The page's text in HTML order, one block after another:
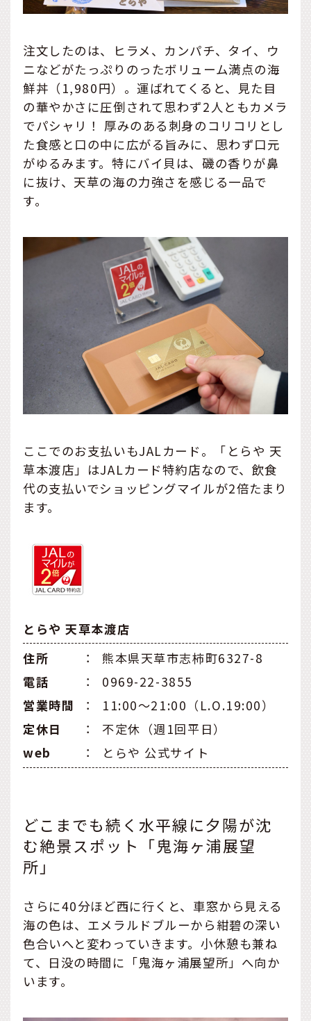
注文したのは、ヒラメ、カンパチ、タイ、ウ
ニなどがたっぷりのったボリューム満点の海
鮮丼（1,980円）。運ばれてくると、見た目
の華やかさに圧倒されて思わず2人ともカメラ
でパシャリ！ 厚みのある刺身のコリコリとし
た食感と口の中に広がる旨みに、思わず口元
がゆるみます。特にバイ貝は、磯の香りが鼻
に抜け、天草の海の力強さを感じる一品で
す。
ここでのお支払いもJALカード。「とらや 天
草本渡店」はJALカード特約店なので、飲食
代の支払いでショッピングマイルが2倍たまり
ます。
とらや 天草本渡店
住所
：
熊本県天草市志柿町6327-8
電話
：
0969-22-3855
営業時間
：
11:00～21:00（L.O.19:00）
定休日
：
不定休（週1回平日）
web
： とらや 公式サイト
どこまでも続く水平線に夕陽が沈
む絶景スポット「鬼海ヶ浦展望
所」
さらに40分ほど西に行くと、車窓から見える
海の色は、エメラルドブルーから紺碧の深い
色合いへと変わっていきます。小休憩も兼ね
て、日没の時間に「鬼海ヶ浦展望所」へ向か
います。